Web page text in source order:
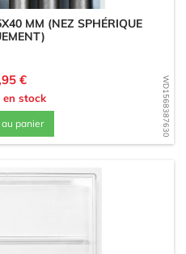
WD1568387630
MM (NEZ SPHÉRIQUE
€
en stock
panier